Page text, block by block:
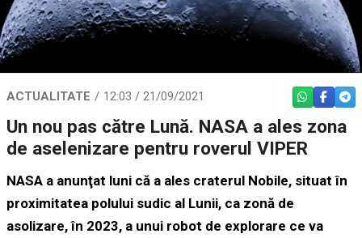
ACTUALITATE 12:03 / 21/09/2021 WHATSAPP
Un nou pas către Lună. NASA a ales zona
de aselenizare pentru roverul VIPER
NASA a anunţat luni că a ales craterul Nobile, situat în
proximitatea polului sudic al Lunii, ca zonă de
asolizare, în 2023, a unui robot de explorare ce va